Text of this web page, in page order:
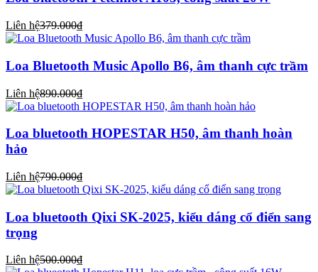
Liên hệ379.000₫
Loa Bluetooth Music Apollo B6, âm thanh cực trầm
Liên hệ890.000₫
Loa bluetooth HOPESTAR H50, âm thanh hoàn
hảo
Liên hệ790.000₫
Loa bluetooth Qixi SK-2025, kiểu dáng cổ điển sang
trọng
Liên hệ500.000₫